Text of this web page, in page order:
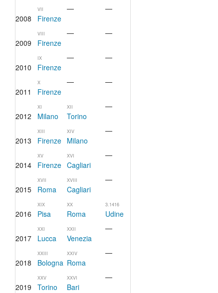
2008
VII
Firenze
— —
2009
VIII
Firenze
— —
2010
IX
Firenze
— —
2011
X
Firenze
— —
2012
XI
Milano
XII
Torino
—
2013
XIII
Firenze
XIV
Milano
—
2014
XV
Firenze
XVI
Cagliari
—
2015
XVII
Roma
XVIII
Cagliari
—
2016
XIX
Pisa
XX
Roma
3.1416
Udine
2017
XXI
Lucca
XXII
Venezia
—
2018
XXIII
Bologna
XXIV
Roma
—
2019
XXV
Torino
XXVI
Bari
—